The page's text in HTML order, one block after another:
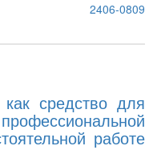
2406-0809
средство для
работе